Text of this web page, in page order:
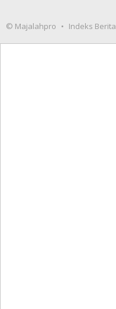
© Majalahpro Indeks Berita